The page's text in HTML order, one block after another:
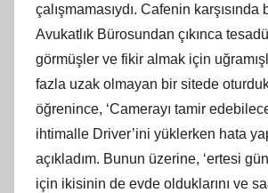
çalışmamasıydı. Cafenin karşısında
Avukatlık Bürosundan çıkınca
görmüşler ve fikir almak için
fazla uzak olmayan bir sitede
öğrenince, ‘Camerayı tamir
ihtimalle Driver’ini yüklerken hata
açıkladım. Bunun üzerine, ‘ertesi
için ikisinin de evde olduklarını ve